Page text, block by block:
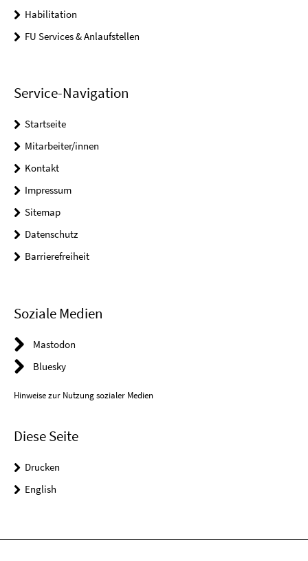
Habilitation
FU Services & Anlaufstellen
Service-Navigation
Startseite
Mitarbeiter/innen
Kontakt
Impressum
Sitemap
Datenschutz
Barrierefreiheit
Soziale Medien
Mastodon
Bluesky
Hinweise zur Nutzung sozialer Medien
Diese Seite
Drucken
English